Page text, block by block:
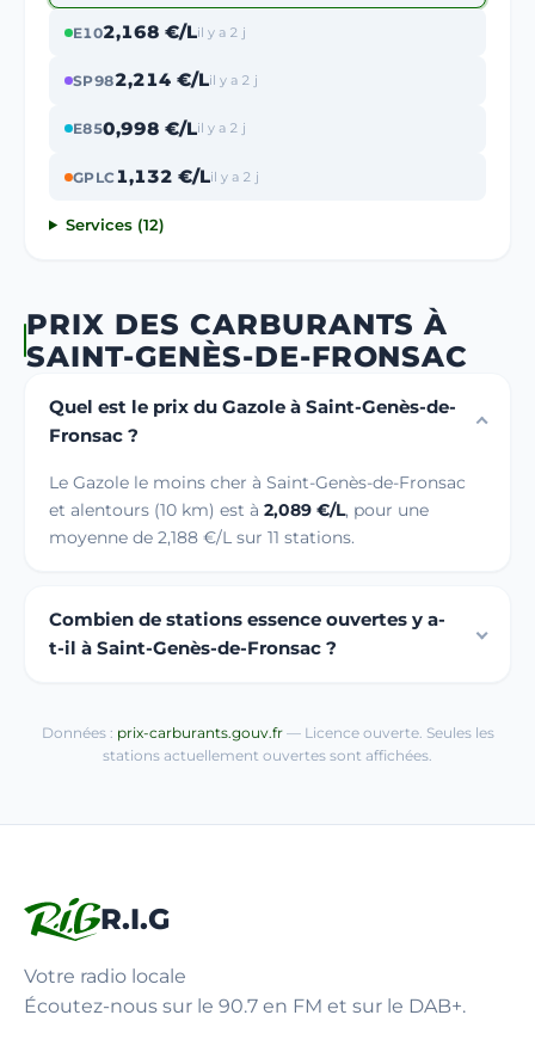
E102,168 €/Lil y a 2 j
SP982,214 €/Lil y a 2 j
E850,998 €/Lil y a 2 j
GPLC1,132 €/Lil y a 2 j
Services (12)
PRIX DES CARBURANTS À
SAINT-GENÈS-DE-FRONSAC
Quel est le prix du Gazole à Saint-Genès-de-
Fronsac ?
Le Gazole le moins cher à Saint-Genès-de-Fronsac
et alentours (10 km) est à 2,089 €/L, pour une
moyenne de 2,188 €/L sur 11 stations.
Combien de stations essence ouvertes y a-
t-il à Saint-Genès-de-Fronsac ?
Données : prix-carburants.gouv.fr— Licence ouverte. Seules les
stations actuellement ouvertes sont affichées.
R.I.G
Votre radio locale
Écoutez-nous sur le 90.7 en FM et sur le DAB+.